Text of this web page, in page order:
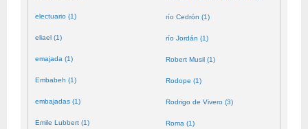
electuario (1)
eliael (1)
emajada (1)
Embabeh (1)
embajadas (1)
Emile Lubbert (1)
río Cedrón (1)
río Jordán (1)
Robert Musil (1)
Rodope (1)
Rodrigo de Vivero (3)
Roma (1)